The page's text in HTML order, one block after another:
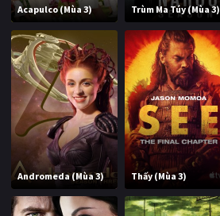
Acapulco (Mùa 3) Trùm Ma Túy (Mùa 3)
Andromeda (Mùa 3) Thấy (Mùa 3)